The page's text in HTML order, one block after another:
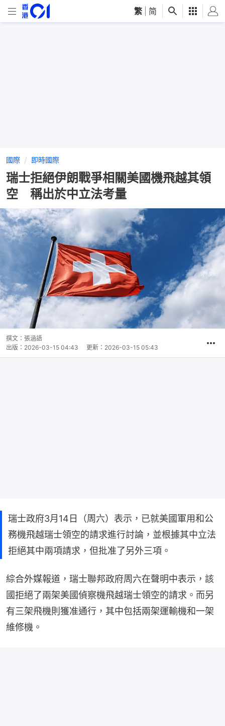
繁 简
國際 即時國際
瑞士拒絕伊朗戰爭相關美國機飛越其領
空 稱出於中立法考量
撰文： 張涵語
出版： 2026-03-15 04:43 更新： 2026-03-15 05:43
瑞士政府3月14日（周六）表示，已就美國軍用和公
務機飛越瑞士領空的請求進行討論，並根據其中立法
拒絕其中兩項請求，但批准了另外三項。
綜合外媒報道，瑞士聯邦政府周六在聲明中表示，該
國拒絕了兩架美國偵察機飛越瑞士領空的請求。而另
有三架飛機則獲准通行，其中包括兩架運輸機和一架
維修機。